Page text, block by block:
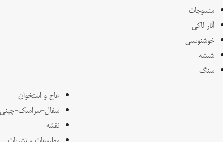
منسوجات
آثار لاکی
خوشنویسی
شیشه
سنگ
عاج و استخوان
سفال-سرامیک-چینی
نقشه